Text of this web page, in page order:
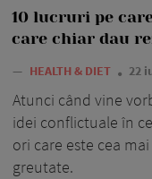
10 lucruri pe
care chiar dau
— HEALTH & DIET 22
Atunci când vine
idei conflictuale în
ori care este cea
greutate.